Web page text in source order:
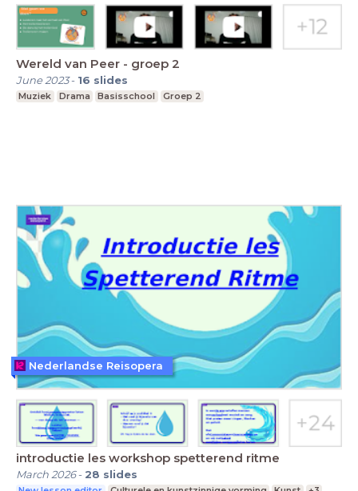
Wereld van Peer - groep 2
June 2023- 16 slides
Muziek Drama Basisschool Groep 2
introductie les workshop spetterend ritme
March 2026- 28 slides
Nederlandse Reisopera